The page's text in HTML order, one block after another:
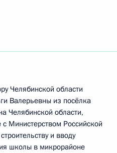
Челябинской области
Валерьевны из посёлка
Челябинской области,
с Министерством Российской
и вводу
школы в микрорайоне